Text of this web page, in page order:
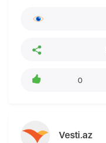
0
Vesti.az